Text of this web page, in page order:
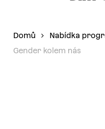
Domů Nabídka
Gender kolem nás